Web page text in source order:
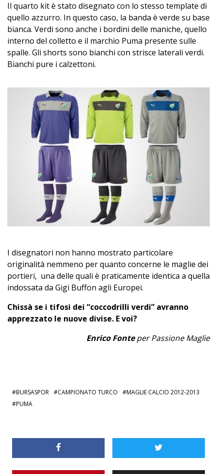
Il quarto kit è stato disegnato con lo stesso template di
quello azzurro. In questo caso, la banda è verde su base
bianca. Verdi sono anche i bordini delle maniche, quello
interno del colletto e il marchio Puma presente sulle
spalle. Gli shorts sono bianchi con strisce laterali verdi.
Bianchi pure i calzettoni.
I disegnatori non hanno mostrato particolare
originalità nemmeno per quanto concerne le maglie dei
portieri, una delle quali è praticamente identica a quella
indossata da Gigi Buffon agli Europei.
Chissà se i tifosi dei “coccodrilli verdi” avranno
apprezzato le nuove divise. E voi?
Enrico Fonteper Passione Maglie
BURSASPOR CAMPIONATO TURCO
MAGLIE CALCIO 2012-2013
PUMA